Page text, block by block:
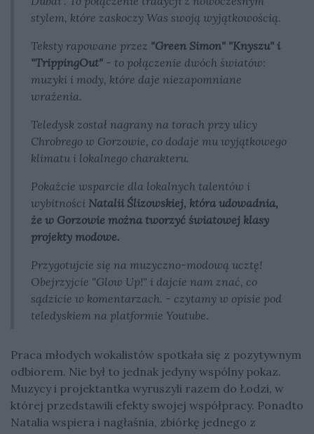
stylem, które zaskoczy Was swoją wyjątkowością.
Teksty rapowane przez "Green Simon" "Knyszu" i
"TrippingOut" - to połączenie dwóch światów:
muzyki i mody, które daje niezapomniane
wrażenia.
Teledysk został nagrany na torach przy ulicy
Chrobrego w Gorzowie, co dodaje mu wyjątkowego
klimatu i lokalnego charakteru.
Pokażcie wsparcie dla lokalnych talentów i
wybitności Natalii Ślizowskiej, która udowadnia,
że w Gorzowie można tworzyć światowej klasy
projekty modowe.
Przygotujcie się na muzyczno-modową ucztę!
Obejrzyjcie "Glow Up!" i dajcie nam znać, co
sądzicie w komentarzach. - czytamy w opisie pod
teledyskiem na platformie Youtube.
Praca młodych wokalistów spotkała się z pozytywnym
odbiorem. Nie był to jednak jedyny wspólny pokaz.
Muzycy i projektantka wyruszyli razem do Łodzi, w
której przedstawili efekty swojej współpracy. Ponadto
Natalia wspiera i nagłaśnia, zbiórkę jednego z